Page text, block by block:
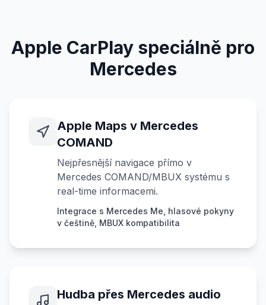
Apple CarPlay speciálně pro
Mercedes
Apple Maps v Mercedes
COMAND
Nejpřesnější navigace přímo v
Mercedes COMAND/MBUX systému s
real-time informacemi.
Integrace s Mercedes Me, hlasové pokyny
v češtině, MBUX kompatibilita
Hudba přes Mercedes audio